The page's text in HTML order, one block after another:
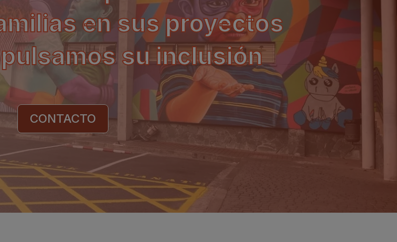
en sus proyectos
su inclusión
CONTACTO